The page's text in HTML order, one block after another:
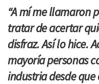
“A mí me llamaron
tratar de acertar
disfraz. Así lo hice.
mayoría personas
industria desde